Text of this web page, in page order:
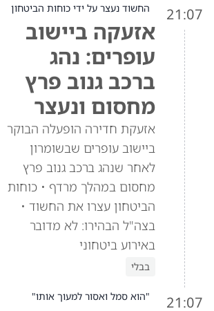
21:07 החשוד נעצר על ידי כוחות הביטחון
אזעקה ביישוב
עופרים: נהג
ברכב גנוב פרץ
מחסום ונעצר
אזעקת חדירה הופעלה הבוקר
ביישוב עופרים שבשומרון
לאחר שנהג ברכב גנוב פרץ
מחסום במהלך מרדף • כוחות
הביטחון עצרו את החשוד •
בצה"ל הבהירו: לא מדובר
באירוע ביטחוני
בבלי
21:07 "הוא סמל ואסור למעוך אותו"